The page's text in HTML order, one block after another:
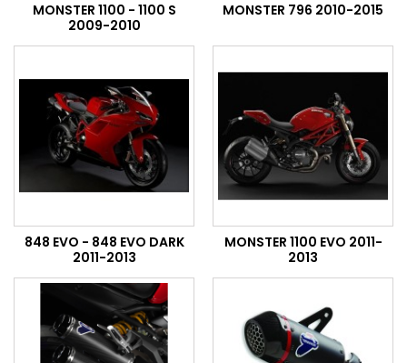
MONSTER 1100 - 1100 S
2009-2010
MONSTER 796 2010-2015
848 EVO - 848 EVO DARK
2011-2013
MONSTER 1100 EVO 2011-
2013